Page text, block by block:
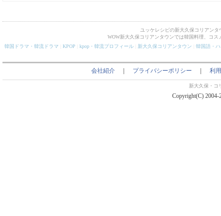
ユッケレシピの新大久保コリアン
WOW新大久保コリアンタウンでは韓国料理、コ
韓国ドラマ・韓流ドラマ
KPOP kpop・韓流プロフィール 新大久保コリアンタウン 韓国語・
会社紹介 プライバシーポリシー 利
新大久保・コ
Copyright(C)